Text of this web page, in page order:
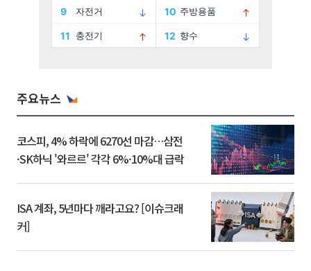
주요뉴스
코스피, 4% 하락에 6270선 마감…삼전
·SK하닉 '와르르' 각각 6%·10%대 급락
ISA 계좌, 5년마다 깨라고요? [이슈크래
커]